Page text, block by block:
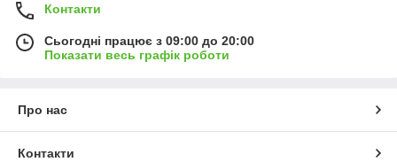
Контакти
Сьогодні працює з 09:00 до 20:00
Показати весь графік роботи
Про нас
Контакти